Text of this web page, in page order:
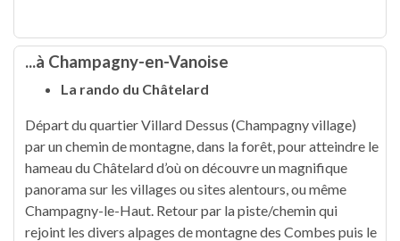
...à Champagny-en-Vanoise
La rando du Châtelard
Départ du quartier Villard Dessus (Champagny village)
par un chemin de montagne, dans la forêt, pour atteindre le
hameau du Châtelard d’où on découvre un magnifique
panorama sur les villages ou sites alentours, ou même
Champagny-le-Haut. Retour par la piste/chemin qui
rejoint les divers alpages de montagne des Combes puis le